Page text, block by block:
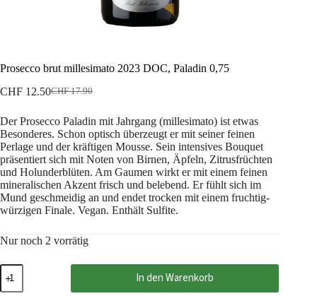
Prosecco brut millesimato 2023 DOC, Paladin 0,75
CHF17.90
Ursprünglicher
war:
CHF 17.90
CHF 12.50Aktueller
ist:
CHF 12.50.
Der Prosecco Paladin mit Jahrgang (millesimato) ist etwas
Besonderes. Schon optisch überzeugt er mit seiner feinen
Perlage und der kräftigen Mousse. Sein intensives Bouquet
präsentiert sich mit Noten von Birnen, Äpfeln, Zitrusfrüchten
und Holunderblüten. Am Gaumen wirkt er mit einem feinen
mineralischen Akzent frisch und belebend. Er fühlt sich im
Mund geschmeidig an und endet trocken mit einem fruchtig-
würzigen Finale. Vegan. Enthält Sulfite.
Nur noch 2 vorrätig
Prosecco
brut
millesimato
In den Warenkorb